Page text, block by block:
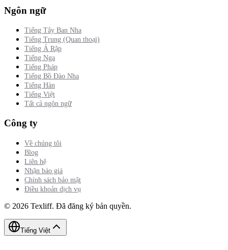
Ngôn ngữ
Tiếng Tây Ban Nha
Tiếng Trung (Quan thoại)
Tiếng Ả Rập
Tiếng Nga
Tiếng Pháp
Tiếng Bồ Đào Nha
Tiếng Hàn
Tiếng Việt
Tất cả ngôn ngữ
Công ty
Về chúng tôi
Blog
Liên hệ
Nhận báo giá
Chính sách bảo mật
Điều khoản dịch vụ
© 2026 Texliff. Đã đăng ký bản quyền.
Tiếng Việt